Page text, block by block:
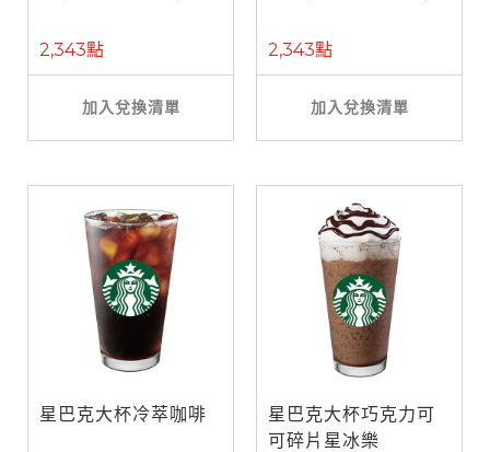
2,343點
加入兌換清單
2,343點
加入兌換清單
星巴克大杯冷萃咖啡
星巴克大杯巧克力可
可碎片星冰樂